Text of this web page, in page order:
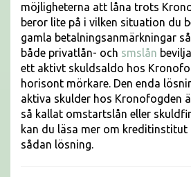
möjligheterna att låna trots
beror lite på i vilken situation du
gamla betalningsanmärkningar
både privatlån- och smslån
ett aktivt skuldsaldo hos
horisont mörkare. Den enda
aktiva skulder hos Kronofogden
så kallat omstartslån eller
kan du läsa mer om kreditinstitut
sådan lösning.